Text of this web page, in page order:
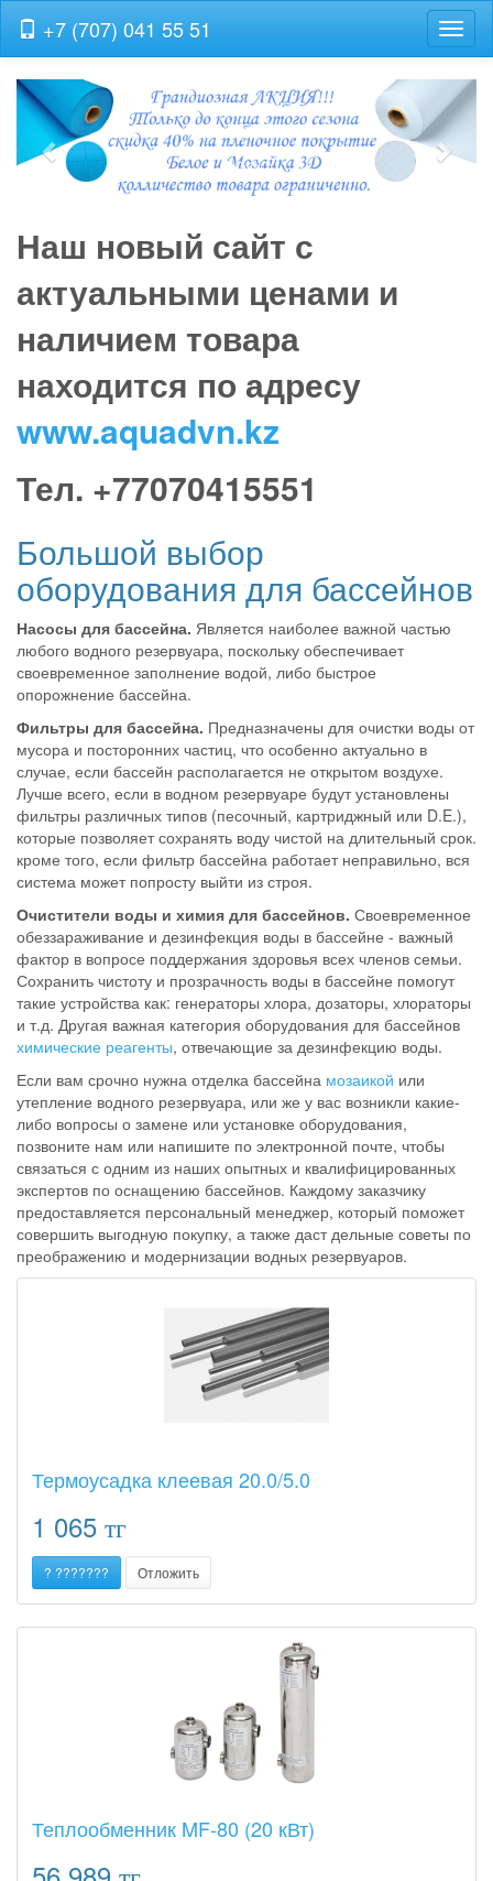
+7 (707) 041 55 51
Previous Next
Наш новый сайт с
актуальными ценами и
наличием товара
находится по адресу
www.aquadvn.kz
Тел. +77070415551
Большой выбор
оборудования для бассейнов
Насосы для бассейна. Является наиболее важной частью
любого водного резервуара, поскольку обеспечивает
своевременное заполнение водой, либо быстрое
опорожнение бассейна.
Фильтры для бассейна. Предназначены для очистки воды от
мусора и посторонних частиц, что особенно актуально в
случае, если бассейн располагается не открытом воздухе.
Лучше всего, если в водном резервуаре будут установлены
фильтры различных типов (песочный, картриджный или D.E.),
которые позволяет сохранять воду чистой на длительный срок.
кроме того, если фильтр бассейна работает неправильно, вся
система может попросту выйти из строя.
Очистители воды и химия для бассейнов. Своевременное
обеззараживание и дезинфекция воды в бассейне - важный
фактор в вопросе поддержания здоровья всех членов семьи.
Сохранить чистоту и прозрачность воды в бассейне помогут
такие устройства как: генераторы хлора, дозаторы, хлораторы
и т.д. Другая важная категория оборудования для бассейнов
химические реагенты, отвечающие за дезинфекцию воды.
Если вам срочно нужна отделка бассейна мозаикой или
утепление водного резервуара, или же у вас возникли какие-
либо вопросы о замене или установке оборудования,
позвоните нам или напишите по электронной почте, чтобы
связаться с одним из наших опытных и квалифицированных
экспертов по оснащению бассейнов. Каждому заказчику
предоставляется персональный менеджер, который поможет
совершить выгодную покупку, а также даст дельные советы по
преображению и модернизации водных резервуаров.
Термоусадка клеевая 20.0/5.0
1 065 тг
? ??????? Отложить
Теплообменник MF-80 (20 кВт)